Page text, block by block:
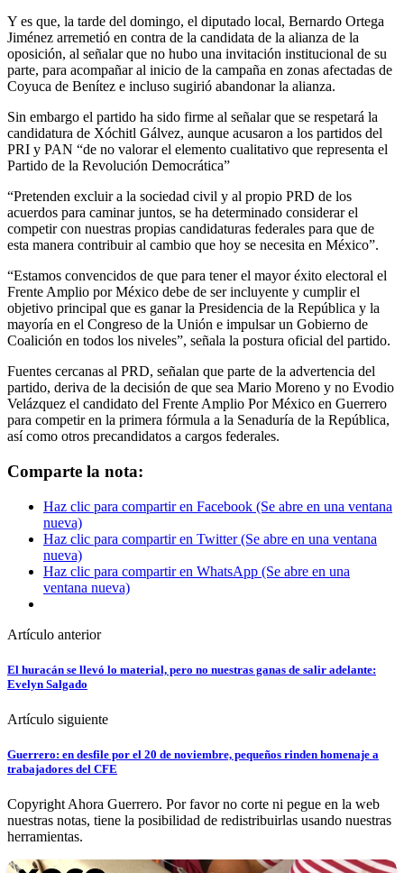
Y es que, la tarde del domingo, el diputado local, Bernardo Ortega
Jiménez arremetió en contra de la candidata de la alianza de la
oposición, al señalar que no hubo una invitación institucional de su
parte, para acompañar al inicio de la campaña en zonas afectadas de
Coyuca de Benítez e incluso sugirió abandonar la alianza.
Sin embargo el partido ha sido firme al señalar que se respetará la
candidatura de Xóchitl Gálvez, aunque acusaron a los partidos del
PRI y PAN “de no valorar el elemento cualitativo que representa el
Partido de la Revolución Democrática”
“Pretenden excluir a la sociedad civil y al propio PRD de los
acuerdos para caminar juntos, se ha determinado considerar el
competir con nuestras propias candidaturas federales para que de
esta manera contribuir al cambio que hoy se necesita en México”.
“Estamos convencidos de que para tener el mayor éxito electoral el
Frente Amplio por México debe de ser incluyente y cumplir el
objetivo principal que es ganar la Presidencia de la República y la
mayoría en el Congreso de la Unión e impulsar un Gobierno de
Coalición en todos los niveles”, señala la postura oficial del partido.
Fuentes cercanas al PRD, señalan que parte de la advertencia del
partido, deriva de la decisión de que sea Mario Moreno y no Evodio
Velázquez el candidato del Frente Amplio Por México en Guerrero
para competir en la primera fórmula a la Senaduría de la República,
así como otros precandidatos a cargos federales.
Comparte la nota:
Haz clic para compartir en Facebook (Se abre en una ventana
nueva)
Haz clic para compartir en Twitter (Se abre en una ventana
nueva)
Haz clic para compartir en WhatsApp (Se abre en una
ventana nueva)
Artículo anterior
El huracán se llevó lo material, pero no nuestras ganas de salir adelante:
Evelyn Salgado
Artículo siguiente
Guerrero: en desfile por el 20 de noviembre, pequeños rinden homenaje a
trabajadores del CFE
Copyright Ahora Guerrero. Por favor no corte ni pegue en la web
nuestras notas, tiene la posibilidad de redistribuirlas usando nuestras
herramientas.